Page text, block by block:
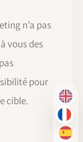
EN
FR
ES
n’a pas
vous des
pour
cible.